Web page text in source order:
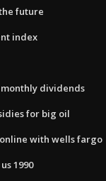
future
index
monthly dividends
for big oil
with wells fargo
1990